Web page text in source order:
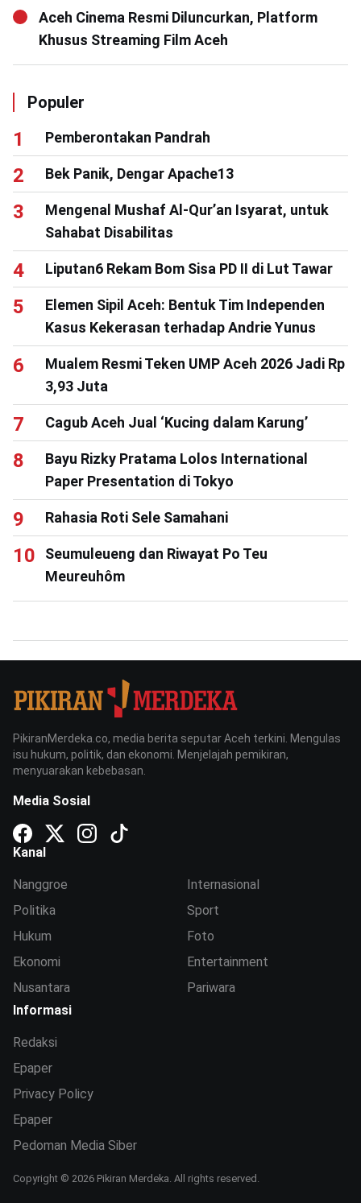
Aceh Cinema Resmi Diluncurkan, Platform
Khusus Streaming Film Aceh
Populer
Pemberontakan Pandrah
Bek Panik, Dengar Apache13
Mengenal Mushaf Al-Qur’an Isyarat, untuk
Sahabat Disabilitas
Liputan6 Rekam Bom Sisa PD II di Lut Tawar
Elemen Sipil Aceh: Bentuk Tim Independen
Kasus Kekerasan terhadap Andrie Yunus
Mualem Resmi Teken UMP Aceh 2026 Jadi Rp
3,93 Juta
Cagub Aceh Jual ‘Kucing dalam Karung’
Bayu Rizky Pratama Lolos International
Paper Presentation di Tokyo
Rahasia Roti Sele Samahani
Seumuleueng dan Riwayat Po Teu
Meureuhôm
PikiranMerdeka.co, media berita seputar Aceh terkini. Mengulas
isu hukum, politik, dan ekonomi. Menjelajah pemikiran,
menyuarakan kebebasan.
Media Sosial
Kanal
Nanggroe
Politika
Hukum
Ekonomi
Nusantara
Internasional
Sport
Foto
Entertainment
Pariwara
Informasi
Redaksi
Epaper
Privacy Policy
Epaper
Pedoman Media Siber
Copyright © 2026 Pikiran Merdeka. All rights reserved.